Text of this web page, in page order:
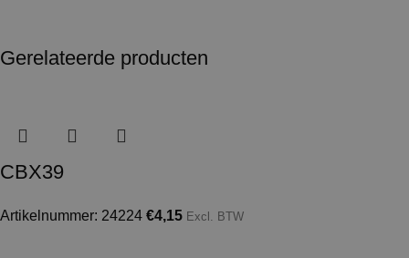
Gerelateerde producten
CBX39
Artikelnummer: 24224 €4,15 Excl. BTW